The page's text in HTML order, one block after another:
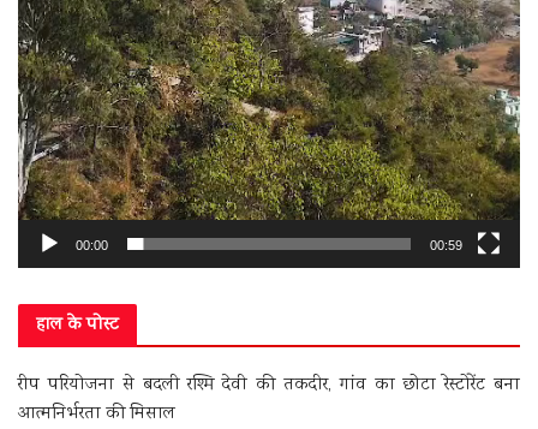
00:00 00:59
हाल के पोस्ट
रीप परियोजना से बदली रश्मि देवी की तकदीर, गांव का छोटा रेस्टोरेंट बना
आत्मनिर्भरता की मिसाल